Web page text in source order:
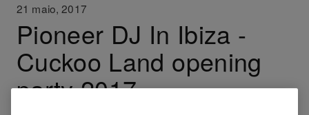
21 maio, 2017
Pioneer DJ In Ibiza -
Cuckoo Land opening
party 2017